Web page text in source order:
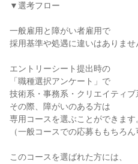
▼選考フロー
一般雇用と障がい者雇用で
採用基準や処遇に違いはありませ
エントリーシート提出時の
「職種選択アンケート」で
技術系・事務系・クリエイティブ
その際、障がいのある方は
専用コースを選ぶことができます
（一般コースでの応募ももちろん
このコースを選ばれた方には、